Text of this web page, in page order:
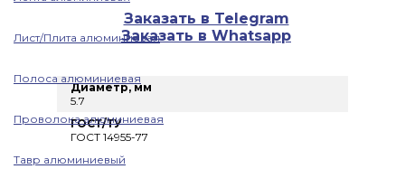
Лист/Плита алюминиевая
Полоса алюминиевая
Проволока алюминиевая
Тавр алюминиевый
Заказать в Telegram
Заказать в Whatsapp
Диаметр, мм
5.7
ГОСТ/ТУ
ГОСТ 14955-77